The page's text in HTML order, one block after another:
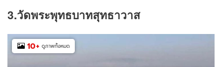
3.วัดพระพุทธบาทสุทธาวาส
10+ ดูภาพทั้งหมด